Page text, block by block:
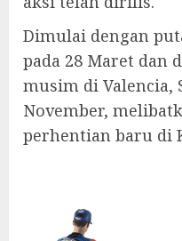
Dimulai dengan
pada 28 Maret dan
musim di Valencia,
November,
perhentian baru di